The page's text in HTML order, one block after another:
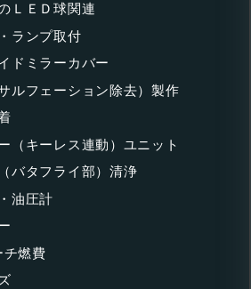
ＬＥＤ球関連
ランプ取付
ドミラーカバー
ルフェーション除去）製作
（キーレス連動）ユニット
バタフライ部）清浄
油圧計
チ燃費